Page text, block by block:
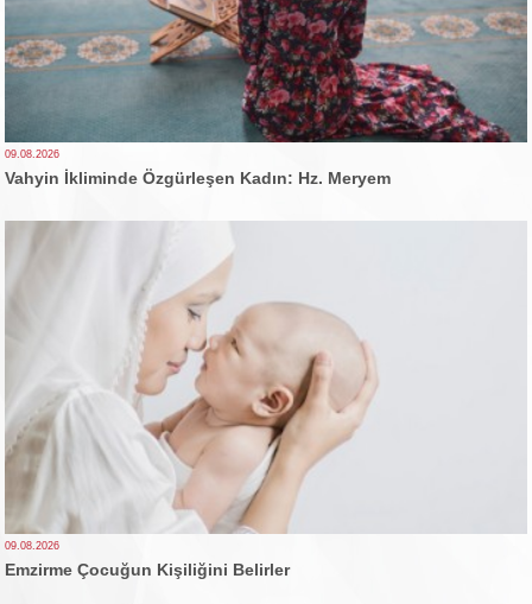
09.08.2026
Vahyin İkliminde Özgürleşen Kadın: Hz. Meryem
09.08.2026
Emzirme Çocuğun Kişiliğini Belirler